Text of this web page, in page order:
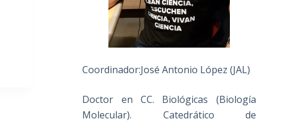
Coordinador:José Antonio López (JAL)
Doctor en CC. Biológicas (Biología
Molecular). Catedrático de